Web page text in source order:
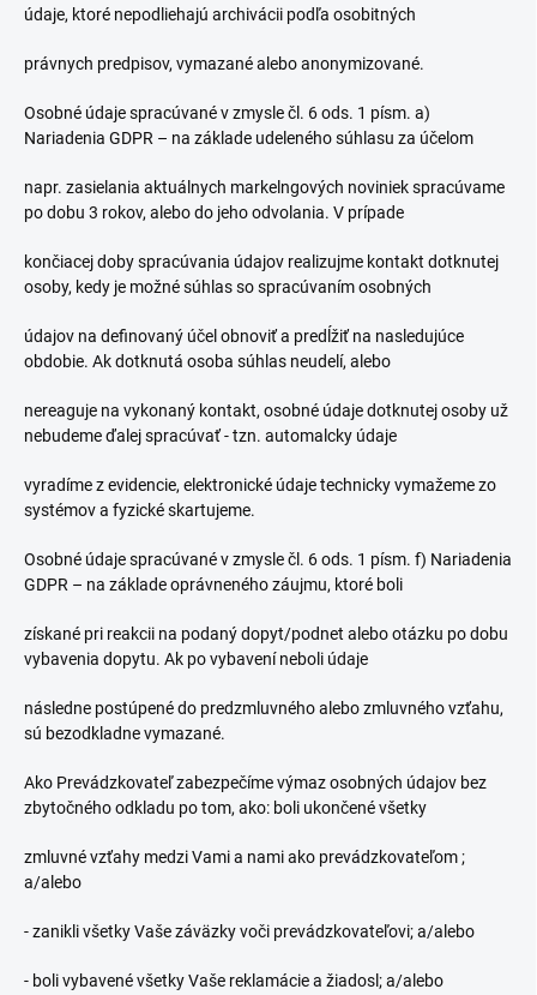
údaje, ktoré nepodliehajú archivácii podľa osobitných
právnych predpisov, vymazané alebo anonymizované.
Osobné údaje spracúvané v zmysle čl. 6 ods. 1 písm. a)
Nariadenia GDPR – na základe udeleného súhlasu za účelom
napr. zasielania aktuálnych markelngových noviniek spracúvame
po dobu 3 rokov, alebo do jeho odvolania. V prípade
končiacej doby spracúvania údajov realizujme kontakt dotknutej
osoby, kedy je možné súhlas so spracúvaním osobných
údajov na definovaný účel obnoviť a predĺžiť na nasledujúce
obdobie. Ak dotknutá osoba súhlas neudelí, alebo
nereaguje na vykonaný kontakt, osobné údaje dotknutej osoby už
nebudeme ďalej spracúvať - tzn. automalcky údaje
vyradíme z evidencie, elektronické údaje technicky vymažeme zo
systémov a fyzické skartujeme.
Osobné údaje spracúvané v zmysle čl. 6 ods. 1 písm. f) Nariadenia
GDPR – na základe oprávneného záujmu, ktoré boli
získané pri reakcii na podaný dopyt/podnet alebo otázku po dobu
vybavenia dopytu. Ak po vybavení neboli údaje
následne postúpené do predzmluvného alebo zmluvného vzťahu,
sú bezodkladne vymazané.
Ako Prevádzkovateľ zabezpečíme výmaz osobných údajov bez
zbytočného odkladu po tom, ako: boli ukončené všetky
zmluvné vzťahy medzi Vami a nami ako prevádzkovateľom ;
a/alebo
- zanikli všetky Vaše záväzky voči prevádzkovateľovi; a/alebo
- boli vybavené všetky Vaše reklamácie a žiadosl; a/alebo